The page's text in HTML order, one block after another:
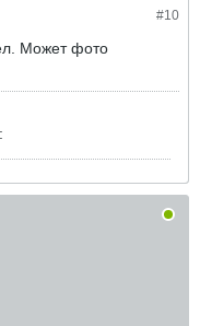
#10
Может фото